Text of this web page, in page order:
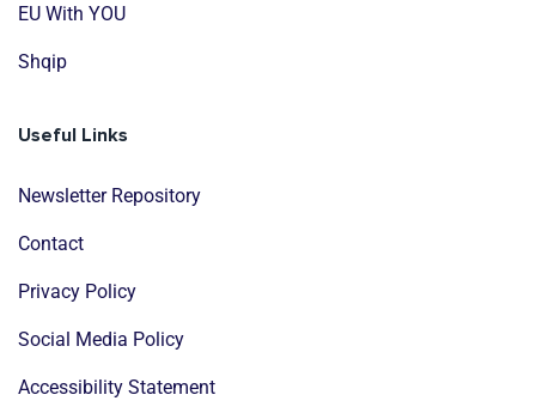
EU With YOU
Shqip
Useful Links
Newsletter Repository
Contact
Privacy Policy
Social Media Policy
Accessibility Statement